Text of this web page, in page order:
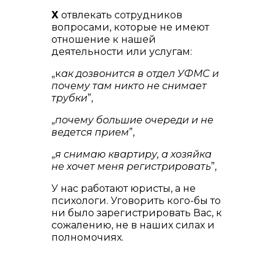
Х отвлекать сотрудников
вопросами, которые не имеют
отношение к нашей
деятельности или услугам:
„как дозвонится в отдел УФМС и
почему там никто не снимает
трубки”,
„почему большие очереди и не
ведется прием”,
„я снимаю квартиру, а хозяйка
не хочет меня регистрировать”,
У нас работают юристы, а не
психологи. Уговорить кого-бы то
ни было зарегистрировать Вас, к
сожалению, не в наших силах и
полномочиях.